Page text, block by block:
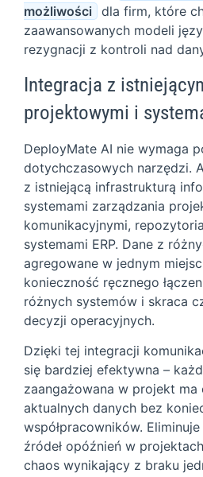
możliwości
dla firm, które
zaawansowanych modeli
rezygnacji z kontroli nad
Integracja z
projektowymi i
DeployMate AI nie wymaga
dotychczasowych narzędzi.
z istniejącą infrastrukturą
systemami zarządzania
komunikacyjnymi,
systemami ERP. Dane z
agregowane w jednym
konieczność ręcznego
różnych systemów i skraca
decyzji operacyjnych.
Dzięki tej integracji
się bardziej efektywna –
zaangażowana w projekt ma
aktualnych danych bez
współpracowników.
źródeł opóźnień w
chaos wynikający z braku